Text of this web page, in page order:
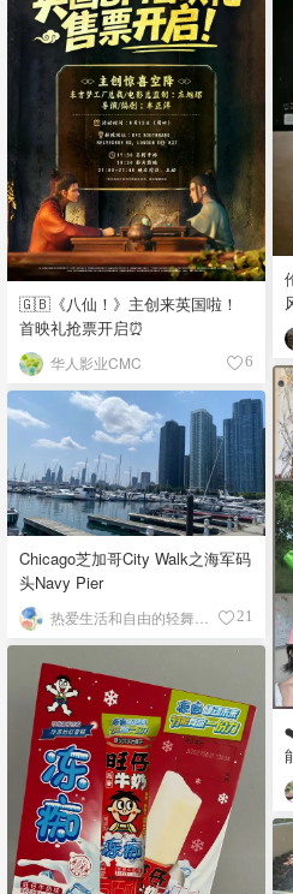
🇬🇧《八仙！》主创来英国啦！
首映礼抢票开启⏰
华人影业CMC 6
Chicago芝加哥City Walk之海军码
头Navy Pier
21